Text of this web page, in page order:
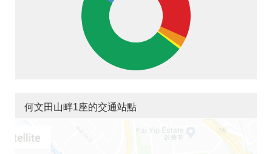
何文田山畔1座的交通站點